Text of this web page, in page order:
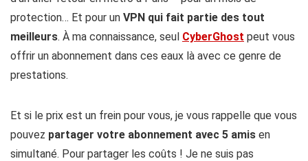
protection… Et pour un VPN qui fait partie des tout
meilleurs. À ma connaissance, seul CyberGhost peut vous
offrir un abonnement dans ces eaux là avec ce genre de
prestations.
Et si le prix est un frein pour vous, je vous rappelle que vous
pouvez partager votre abonnement avec 5 amis en
simultané. Pour partager les coûts ! Je ne suis pas